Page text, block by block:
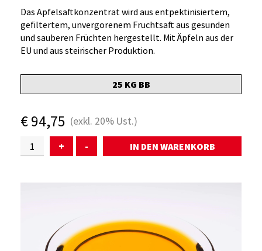
Kulturen & Labextrakt
Kühlverpackungen
Verpackungen
ÜBER UNS
AKTUELLES
Das Apfelsaftkonzentrat wird aus entpektinisiertem,
gefiltertem, unvergorenem Fruchtsaft aus gesunden
und sauberen Früchten hergestellt. Mit Äpfeln aus der
EU und aus steirischer Produktion.
25 KG BB
€94,75 (exkl. 20% Ust.)
+
-